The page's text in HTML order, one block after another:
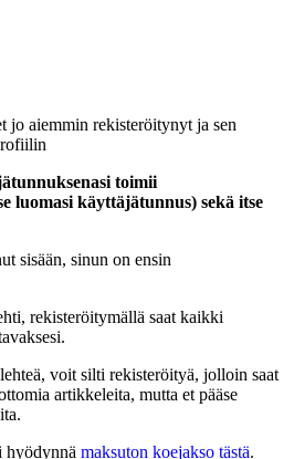
jo aiemmin rekisteröitynyt ja sen
toimii
luomasi käyttäjätunnus) sekä itse
sisään, sinun on ensin
rekisteröitymällä saat kaikki
voit silti rekisteröityä, jolloin saat
artikkeleita, mutta et pääse
hyödynnä maksuton koejakso tästä.